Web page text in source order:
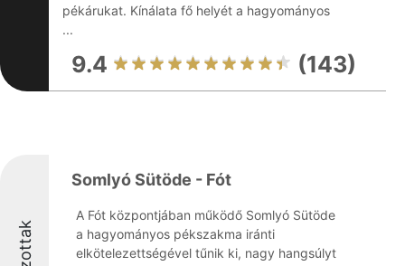
pékárukat. Kínálata fő helyét a hagyományos
...
9.4 (143)
Somlyó Sütöde - Fót
A Fót központjában működő Somlyó Sütöde
a hagyományos pékszakma iránti
elkötelezettségével tűnik ki, nagy hangsúlyt